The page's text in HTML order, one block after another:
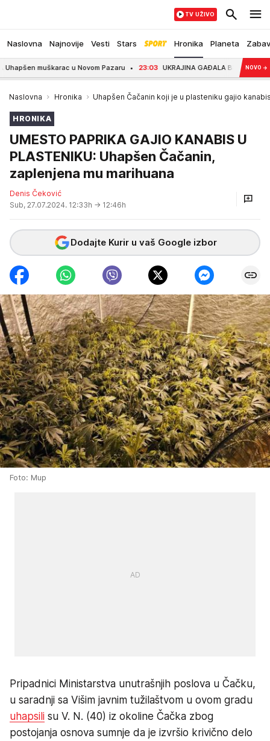
Naslovna Najnovije Vesti Stars Hronika Planeta
TV UŽIVO
muškarac u Novom Pazaru 23:03 UKRAJINA GAĐALA BROD RUSKENOVO →
Naslovna Hronika Uhapšen Čačanin koji je u plasteniku gajio
HRONIKA
UMESTO PAPRIKA GAJIO KANABIS U
PLASTENIKU: Uhapšen Čačanin,
zaplenjena mu marihuana
Denis Čeković
Sub, 27.07.2024. 12:33h → 12:46h
Dodajte Kurir u vaš Google izbor
Foto: Mup
Pripadnici Ministarstva unutrašnjih poslova u Čačku,
u saradnji sa Višim javnim tužilaštvom u ovom gradu
uhapsili su V. N. (40) iz okoline Čačka zbog
postojanja osnova sumnje da je izvršio krivično delo